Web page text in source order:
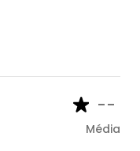
--
Média